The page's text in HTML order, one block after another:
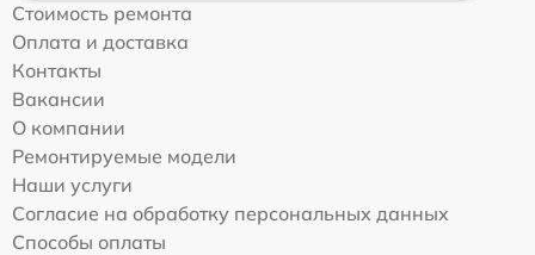
Стоимость ремонта
Оплата и доставка
Контакты
Вакансии
О компании
Ремонтируемые модели
Наши услуги
Согласие на обработку персональных данных
Способы оплаты